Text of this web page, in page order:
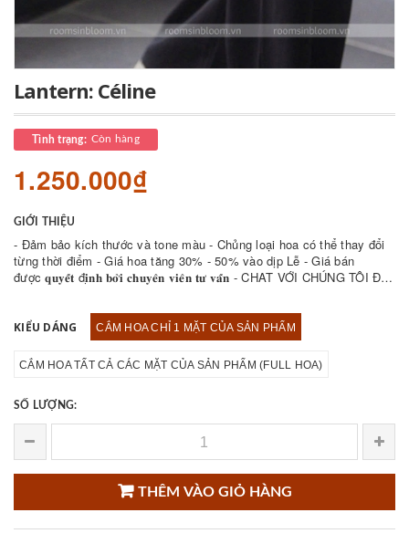
Lantern: Céline
Tình trạng: Còn hàng
1.250.000₫
GIỚI THIỆU
- Đảm bảo kích thước và tone màu - Chủng loại hoa có thể thay đổi
từng thời điểm - Giá hoa tăng 30% - 50% vào dịp Lễ - Giá bán
được 𝐪𝐮𝐲𝐞̂́𝐭 đ𝐢̣𝐧𝐡 𝐛𝐨̛̉𝐢 𝐜𝐡𝐮𝐲𝐞̂𝐧 𝐯𝐢𝐞̂𝐧 𝐭𝐮̛ 𝐯𝐚̂́𝐧 - CHAT VỚI CHÚNG TÔI ĐỂ
KIỂU DÁNG CẮM HOA CHỈ 1 MẶT CỦA SẢN PHẨM
CẮM HOA TẤT CẢ CÁC MẶT CỦA SẢN PHẨM (FULL HOA)
SỐ LƯỢNG:
THÊM VÀO GIỎ HÀNG